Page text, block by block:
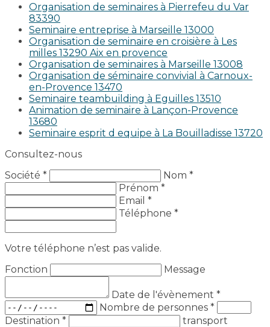
Organisation de seminaires à Pierrefeu du Var
83390
Seminaire entreprise à Marseille 13000
Organisation de seminaire en croisière à Les
milles 13290 Aix en provence​
Organisation de seminaires à Marseille 13008
Organisation de séminaire convivial à Carnoux-
en-Provence 13470
Seminaire teambuilding à Eguilles 13510
Animation de seminaire à Lançon-Provence
13680
Seminaire esprit d equipe à La Bouilladisse 13720
Consultez-nous
Société *
Nom *
Prénom *
Email *
Téléphone *
Votre téléphone n’est pas valide.
Fonction
Message
Date de l'évènement *
Nombre de personnes *
Destination *
transport